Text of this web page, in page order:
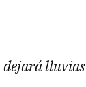
dejará lluvias